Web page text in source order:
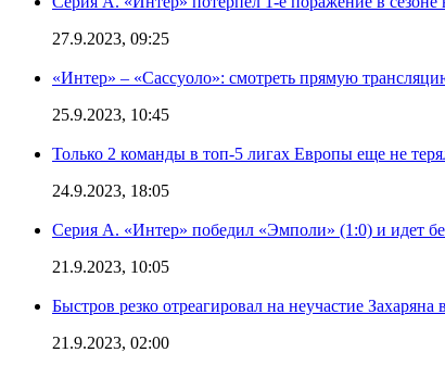
27.9.2023, 09:25
«Интер» – «Сассуоло»: смотреть прямую
25.9.2023, 10:45
Только 2 команды в топ-5 лигах Европы еще не
24.9.2023, 18:05
Серия А. «Интер» победил «Эмполи» (1:0) и идет
21.9.2023, 10:05
Быстров резко отреагировал на неучастие
21.9.2023, 02:00